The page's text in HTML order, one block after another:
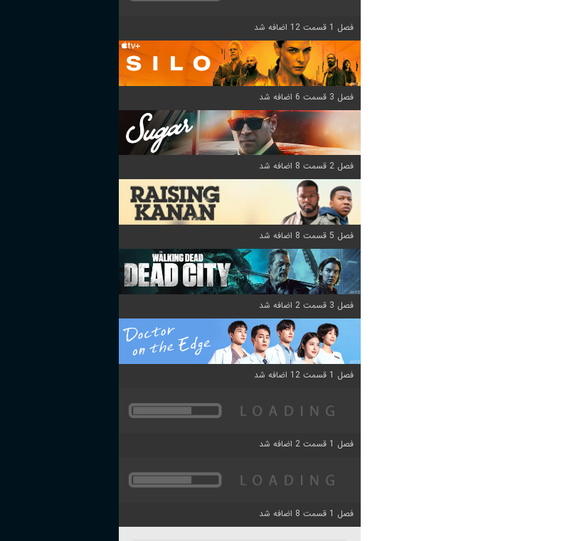
فصل 1 قسمت 12 اضافه شد
فصل 3 قسمت 6 اضافه شد
فصل 2 قسمت 8 اضافه شد
فصل 5 قسمت 8 اضافه شد
فصل 3 قسمت 2 اضافه شد
فصل 1 قسمت 12 اضافه شد
فصل 1 قسمت 2 اضافه شد
فصل 1 قسمت 8 اضافه شد